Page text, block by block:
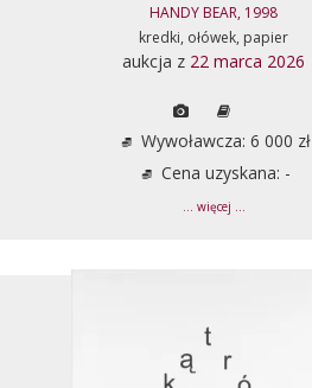
HANDY BEAR, 1998
kredki, ołówek, papier
aukcja z 22 marca 2026
Wywoławcza: 6 000 zł
Cena uzyskana: -
... więcej ...